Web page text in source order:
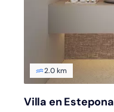
2.0 km
Villa en Estepona